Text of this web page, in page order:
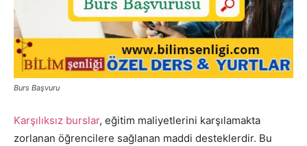
Burs Başvuru
Karşılıksız burslar, eğitim maliyetlerini karşılamakta
zorlanan öğrencilere sağlanan maddi desteklerdir. Bu